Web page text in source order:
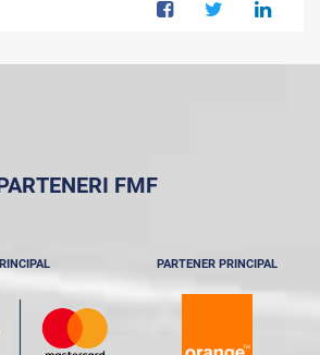
FMF
PARTENER PRINCIPAL